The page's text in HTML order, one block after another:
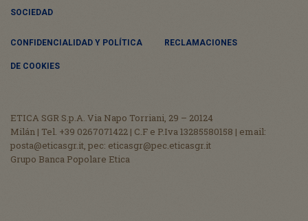
SOCIEDAD
CONFIDENCIALIDAD Y POLÍTICA
DE COOKIES
RECLAMACIONES
ETICA SGR S.p.A. Via Napo Torriani, 29 – 20124
Milán | Tel. +39 0267071422 | C.F e P.Iva 13285580158 | email:
posta@eticasgr.it, pec: eticasgr@pec.eticasgr.it
Grupo Banca Popolare Etica